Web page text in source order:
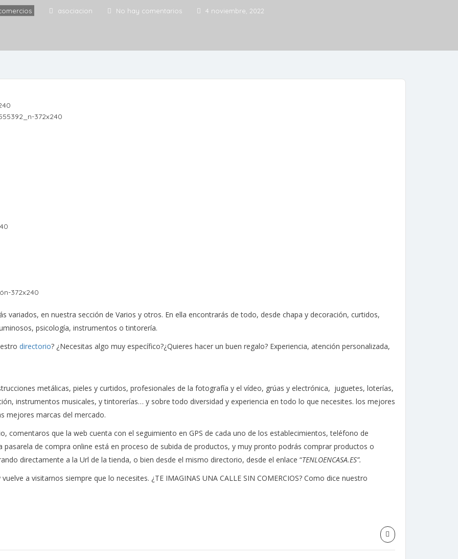
asociacion No hay comentarios 4 noviembre, 2022
variados, en nuestra sección de Varios y otros. En ella encontrarás de todo, desde chapa y decoración, curtidos,
psicología, instrumentos o tintorería.
directorio? ¿Necesitas algo muy específico?¿Quieres hacer un buen regalo? Experiencia, atención personalizada,
metálicas, pieles y curtidos, profesionales de la fotografía y el vídeo, grúas y electrónica, juguetes, loterías,
instrumentos musicales, y tintorerías… y sobre todo diversidad y experiencia en todo lo que necesites. los mejores
mejores marcas del mercado.
comentaros que la web cuenta con el seguimiento en GPS de cada uno de los establecimientos, teléfono de
de compra online está en proceso de subida de productos, y muy pronto podrás comprar productos o
directamente a la Url de la tienda, o bien desde el mismo directorio, desde el enlace “TENLOENCASA.ES”.
a visitarnos siempre que lo necesites. ¿TE IMAGINAS UNA CALLE SIN COMERCIOS? Como dice nuestro